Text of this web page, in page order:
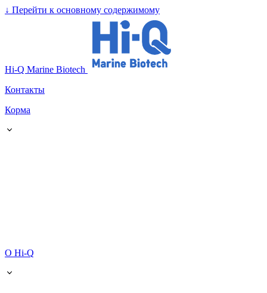
↓ Перейти к основному содержимому
Hi-Q Marine Biotech
Контакты
Корма
О Hi-Q